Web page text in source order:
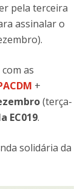
pela terceira
assinalar o
as
+
(terça-
EC019.
solidária da